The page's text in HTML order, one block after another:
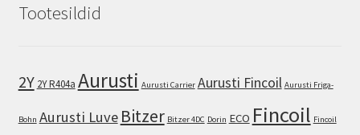
Tootesildid
2Y 2Y R404a Aurusti Aurusti Carrier Aurusti Fincoil Aurusti Friga-
Bohn Aurusti Luve Bitzer Bitzer 4DC Dorin ECO Fincoil Fincoil